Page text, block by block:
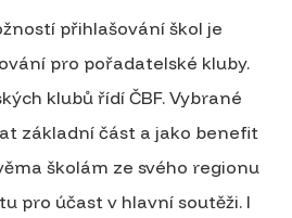
přihlašování škol je
pro pořadatelské kluby.
klubů řídí ČBF. Vybrané
základní část a jako benefit
školám ze svého regionu
pro účast v hlavní soutěži. I